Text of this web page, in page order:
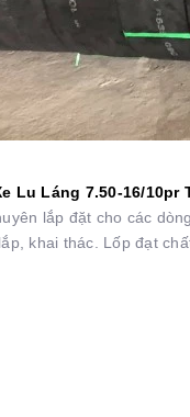
Lu Láng 7.50-16/10pr
lắp đặt cho các
khai thác. Lốp đạt